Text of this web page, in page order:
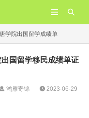


学院出国留学成绩单
国留学移民成绩单证
鸿雁寄锦
2023-06-29